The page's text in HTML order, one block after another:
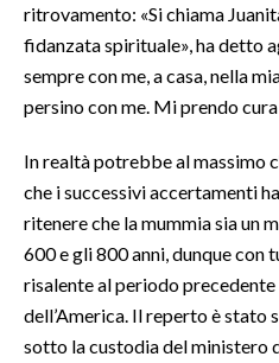
INSULARITÀ
ABBONATI
PUBBLICITÀ
SPIAGGE
STORE
ritrovamento: «Si chiama
fidanzata spirituale», ha detto
sempre con me, a casa, nella
persino con me. Mi prendo cura
In realtà potrebbe al massimo
che i successivi accertamenti
ritenere che la mummia sia un
600 e gli 800 anni, dunque
risalente al periodo
dell’America. Il reperto è stato
sotto la custodia del ministero